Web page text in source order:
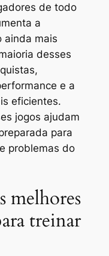
de todo
a
ainda mais
desses
e a
eficientes.
jogos ajudam
para
problemas do
melhores
treinar